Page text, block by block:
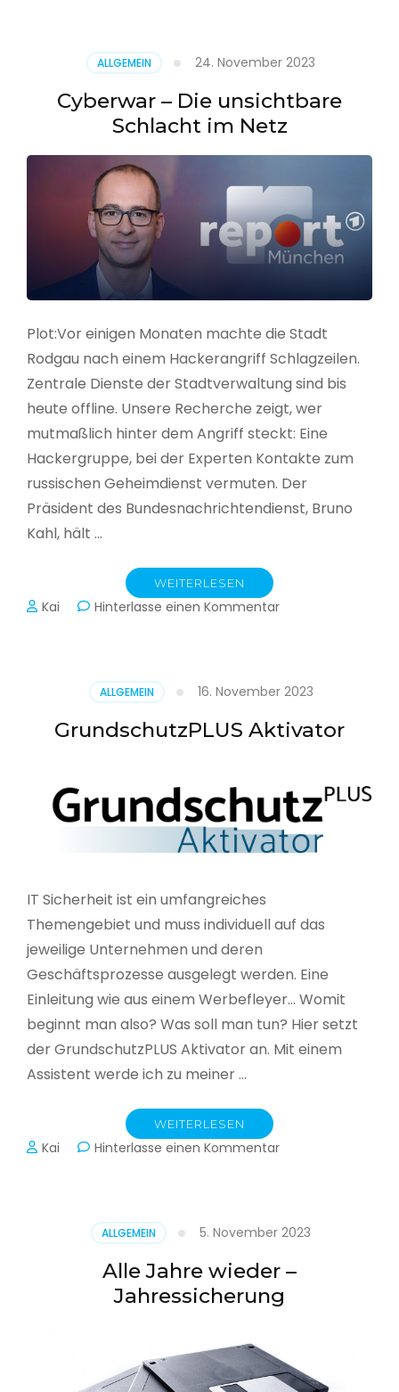
ALLGEMEIN 24. November 2023
Cyberwar – Die unsichtbare
Schlacht im Netz
Plot:Vor einigen Monaten machte die Stadt
Rodgau nach einem Hackerangriff Schlagzeilen.
Zentrale Dienste der Stadtverwaltung sind bis
heute offline. Unsere Recherche zeigt, wer
mutmaßlich hinter dem Angriff steckt: Eine
Hackergruppe, bei der Experten Kontakte zum
russischen Geheimdienst vermuten. Der
Präsident des Bundesnachrichtendienst, Bruno
Kahl, hält …
WEITERLESEN
Kai Hinterlasse einen Kommentarzu
Schlacht
im
Netz
ALLGEMEIN 16. November 2023
GrundschutzPLUS Aktivator
IT Sicherheit ist ein umfangreiches
Themengebiet und muss individuell auf das
jeweilige Unternehmen und deren
Geschäftsprozesse ausgelegt werden. Eine
Einleitung wie aus einem Werbefleyer… Womit
beginnt man also? Was soll man tun? Hier setzt
der GrundschutzPLUS Aktivator an. Mit einem
Assistent werde ich zu meiner …
WEITERLESEN
Kai Hinterlasse einen Kommentarzu
ALLGEMEIN 5. November 2023
Alle Jahre wieder –
Jahressicherung